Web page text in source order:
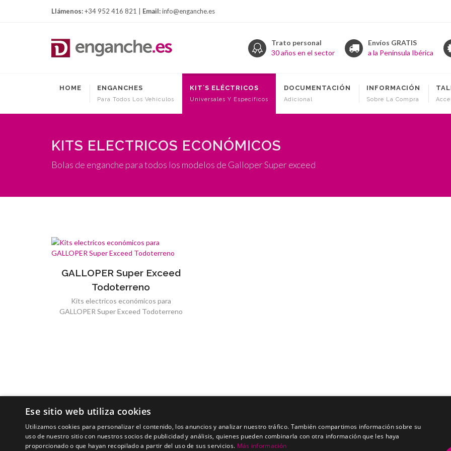
Llámenos:+34 952 416 821 | Email:info@enganche.es
Trato personal
30 años en el sector
Envíos GRATIS
a la Península Ibérica
HOME ENGANCHES
Para Todos Los Vehículos
KIT´S ELÉCTRICOS
Universales Y Específicos
DOCUMENTACIÓN
Adicional
INFORMACIÓN
Sobre La Compra
KITS ELECTRICOS ECONÓMICOS
Bolas de enganche para todos los modelos de Galloper Super exceed
GALLOPER Super Exceed
Todoterreno
Kits electricos económicos para
GALLOPER Super Exceed Todoterreno
Ese sitio web utiliza cookies
Utilizamos cookies para personalizar el contenido, los anuncios y analizar nuestro tráfico. También compartimos información sobre su
uso de nuestro sitio con nuestros socios de publicidad y análisis, quienes pueden combinarla con otra información que les haya
proporcionado o que hayan recopilado a partir del uso de sus servicios. Más información